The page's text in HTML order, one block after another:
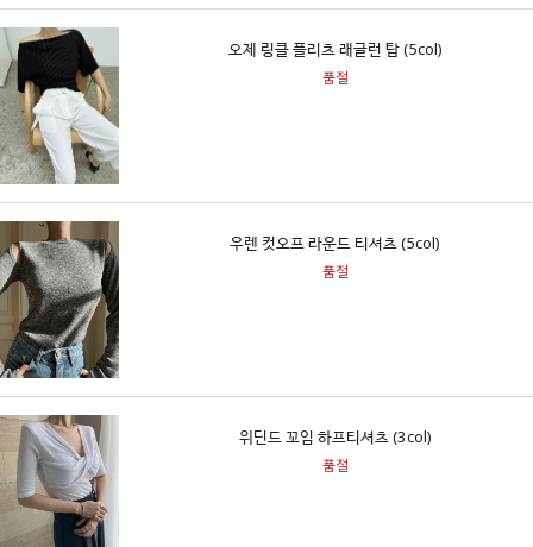
오제 링클 플리츠 래글런 탑 (5col)
품절
우렌 컷오프 라운드 티셔츠 (5col)
품절
위딘드 꼬임 하프티셔츠 (3col)
품절